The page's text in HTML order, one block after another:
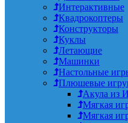
Интерактивные
Квадрокоптеры
Конструкторы
Куклы
Летающие
Машинки
Настольные
Плюшевые
Акула из
Мягкая
Мягкая